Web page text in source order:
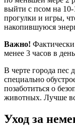
выйти с псом на
прогулки и игры,
накопившуюся
Важно!
менее 3 часов в
В черте города пес
специально
позаботиться о
животных. Лучше
Уход за